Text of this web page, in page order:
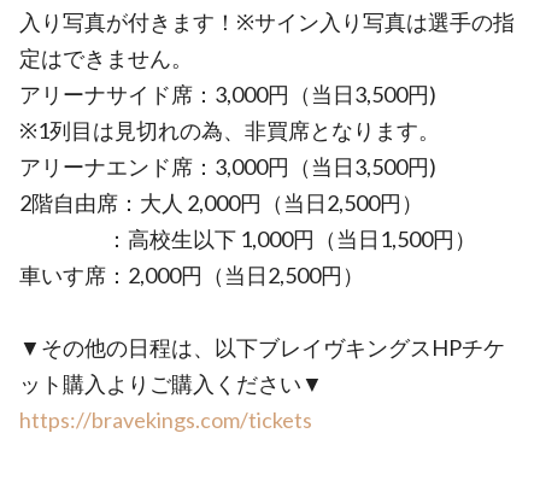
入り写真が付きます！※サイン入り写真は選手の指
定はできません。
アリーナサイド席：3,000円（当日3,500円)
※1列目は見切れの為、非買席となります。
アリーナエンド席：3,000円（当日3,500円)
2階自由席：大人 2,000円（当日2,500円）
：高校生以下 1,000円（当日1,500円）
車いす席：2,000円（当日2,500円）
▼その他の日程は、以下ブレイヴキングスHPチケ
ット購入よりご購入ください▼
https://bravekings.com/tickets